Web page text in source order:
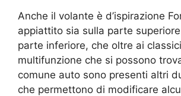
Anche il volante è d’ispirazione
appiattito sia sulla parte
parte inferiore, che oltre ai
multifunzione che si possono
comune auto sono presenti altri
che permettono di modificare